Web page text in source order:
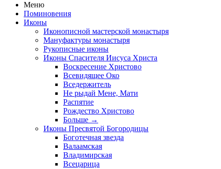
Меню
Поминовения
Иконы
Иконописной мастерской монастыря
Мануфактуры монастыря
Рукописные иконы
Иконы Спасителя Иисуса Христа
Воскресение Христово
Всевидящее Око
Вседержитель
Не рыдай Мене, Мати
Распятие
Рождество Христово
Больше →
Иконы Пресвятой Богородицы
Боготечная звезда
Валаамская
Владимирская
Всецарица